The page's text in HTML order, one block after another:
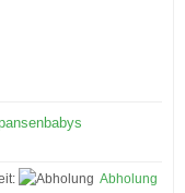
Abholung